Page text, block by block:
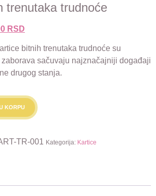
trenutaka trudnoće
RSD.
RSD
je:
690,00 RSD.
bitnih trenutaka trudnoće su
sačuvaju najznačajniji događaji
drugog stanja.
KORPU
TR-001 Kategorija: Kartice